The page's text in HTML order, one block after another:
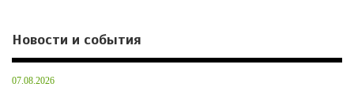
Новости и события
07.08.2026